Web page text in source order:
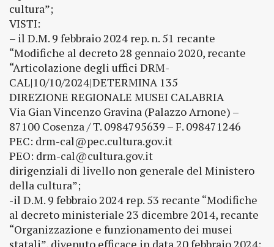
cultura”;
VISTI:
– il D.M. 9 febbraio 2024 rep. n. 51 recante
“Modifiche al decreto 28 gennaio 2020, recante
“Articolazione degli uffici DRM-
CAL|10/10/2024|DETERMINA 135
DIREZIONE REGIONALE MUSEI CALABRIA
Via Gian Vincenzo Gravina (Palazzo Arnone) –
87100 Cosenza / T. 0984795639 – F. 098471246
PEC: drm-cal@pec.cultura.gov.it
PEO: drm-cal@cultura.gov.it
dirigenziali di livello non generale del Ministero
della cultura”;
-il D.M. 9 febbraio 2024 rep. 53 recante “Modifiche
al decreto ministeriale 23 dicembre 2014, recante
“Organizzazione e funzionamento dei musei
statali”, divenuto efficace in data 20 febbraio 2024;